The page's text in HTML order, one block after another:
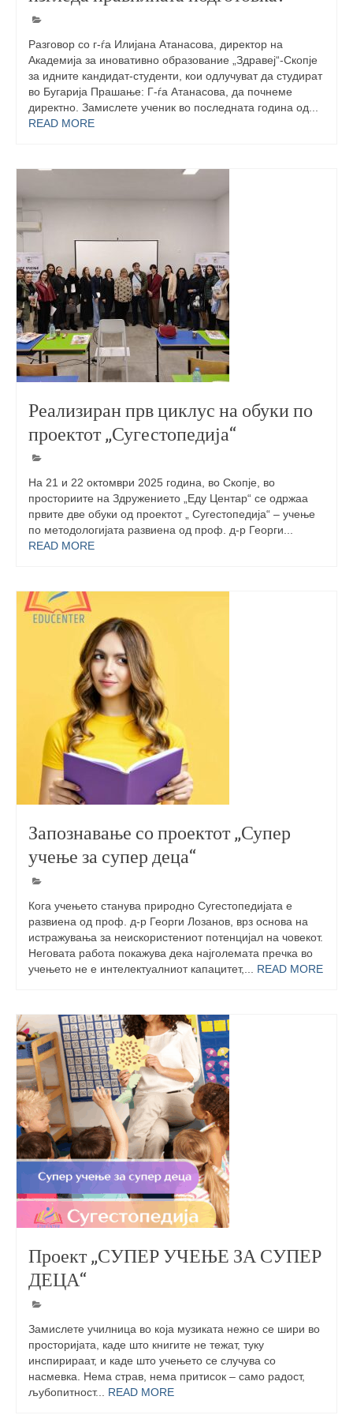
Разговор со г-ѓа Илијана Атанасова, директор на
Академија за иновативно образование „Здравеј“-Скопје
за идните кандидат-студенти, кои одлучуват да студират
во Бугарија Прашање: Г-ѓа Атанасова, да почнеме
директно. Замислете ученик во последната година од...
READ MORE
Реализиран прв циклус на обуки по
проектот „Сугестопедија“
На 21 и 22 октомври 2025 година, во Скопје, во
просториите на Здружението „Еду Центар“ се одржаа
првите две обуки од проектот „ Сугестопедија“ – учење
по методологијата развиена од проф. д-р Георги...
READ MORE
Запознавање со проектот „Супер
учење за супер деца“
Кога учењето станува природно Сугестопедијата е
развиена од проф. д-р Георги Лозанов, врз основа на
истражувања за неискористениот потенцијал на човекот.
Неговата работа покажува дека најголемата пречка во
учењето не е интелектуалниот капацитет,... READ MORE
Проект „СУПЕР УЧЕЊЕ ЗА СУПЕР
ДЕЦА“
Замислете училница во која музиката нежно се шири во
просторијата, каде што книгите не тежат, туку
инспирираат, и каде што учењето се случува со
насмевка. Нема страв, нема притисок – само радост,
љубопитност... READ MORE